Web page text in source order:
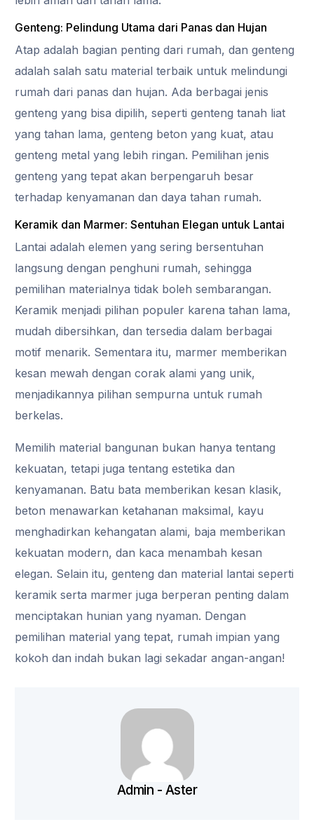
Genteng: Pelindung Utama dari Panas dan Hujan
Atap adalah bagian penting dari rumah, dan genteng
adalah salah satu material terbaik untuk melindungi
rumah dari panas dan hujan. Ada berbagai jenis
genteng yang bisa dipilih, seperti genteng tanah liat
yang tahan lama, genteng beton yang kuat, atau
genteng metal yang lebih ringan. Pemilihan jenis
genteng yang tepat akan berpengaruh besar
terhadap kenyamanan dan daya tahan rumah.
Keramik dan Marmer: Sentuhan Elegan untuk Lantai
Lantai adalah elemen yang sering bersentuhan
langsung dengan penghuni rumah, sehingga
pemilihan materialnya tidak boleh sembarangan.
Keramik menjadi pilihan populer karena tahan lama,
mudah dibersihkan, dan tersedia dalam berbagai
motif menarik. Sementara itu, marmer memberikan
kesan mewah dengan corak alami yang unik,
menjadikannya pilihan sempurna untuk rumah
berkelas.
Memilih material bangunan bukan hanya tentang
kekuatan, tetapi juga tentang estetika dan
kenyamanan. Batu bata memberikan kesan klasik,
beton menawarkan ketahanan maksimal, kayu
menghadirkan kehangatan alami, baja memberikan
kekuatan modern, dan kaca menambah kesan
elegan. Selain itu, genteng dan material lantai seperti
keramik serta marmer juga berperan penting dalam
menciptakan hunian yang nyaman. Dengan
pemilihan material yang tepat, rumah impian yang
kokoh dan indah bukan lagi sekadar angan-angan!
Admin - Aster